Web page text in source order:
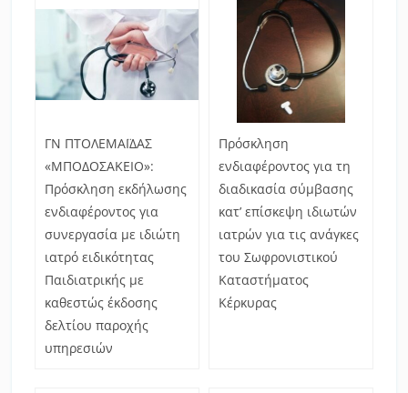
ΓΝ ΠΤΟΛΕΜΑΪΔΑΣ
«ΜΠΟΔΟΣΑΚΕΙΟ»:
Πρόσκληση εκδήλωσης
ενδιαφέροντος για
συνεργασία με ιδιώτη
ιατρό ειδικότητας
Παιδιατρικής με
καθεστώς έκδοσης
δελτίου παροχής
υπηρεσιών
Πρόσκληση
ενδιαφέροντος για τη
διαδικασία σύμβασης
κατ’ επίσκεψη ιδιωτών
ιατρών για τις ανάγκες
του Σωφρονιστικού
Καταστήματος
Κέρκυρας